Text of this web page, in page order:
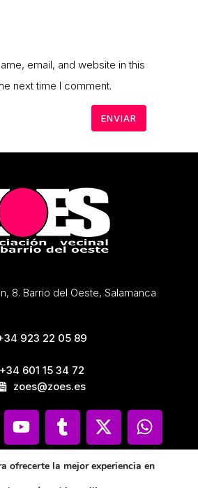
email, and website in this
next time I comment.
8. Barrio del Oeste, Salamanca
923 22 05 89
+34 601 15 34 72
zoes@zoes.es
ofrecerte la mejor experiencia en